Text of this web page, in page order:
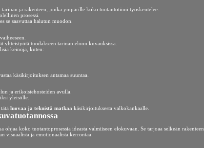
ja rakenteen, jonka ympärille koko tuotantotiimi työskentelee.
prosessi.
se saavuttaa halutun muodon.
tuodakseen tarinan eloon kuvauksissa.
keinoja, kuten:
käsikirjoituksen antamaa suuntaa.
ja erikoistehosteiden avulla.
yleisölle.
luovaa ja teknistä matkaa käsikirjoituksesta valkokankaalle.
ohjaa koko tuotantoprosessia ideasta valmiiseen elokuvaan. Se tarjoaa selkeän rakenteen
visuaalista ja emotionaalista kerrontaa.